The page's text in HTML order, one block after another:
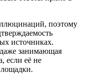
поэтому
источниках.
занимающая
если её не